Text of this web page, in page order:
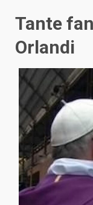
Tante
Orlandi